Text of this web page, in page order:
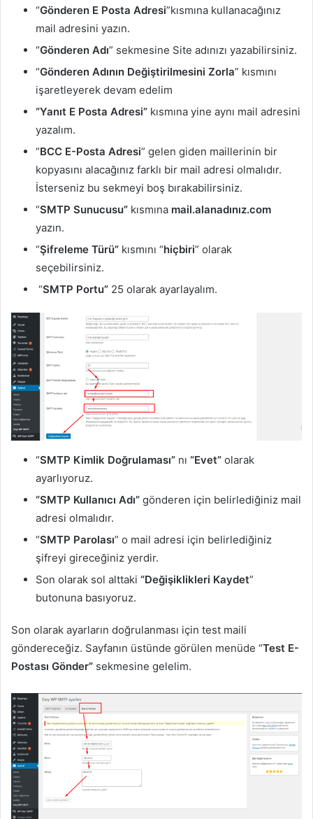
“Gönderen E Posta Adresi”kısmına kullanacağınız
mail adresini yazın.
“Gönderen Adı” sekmesine Site adınızı yazabilirsiniz.
“Gönderen Adının Değiştirilmesini Zorla” kısmını
işaretleyerek devam edelim
“Yanıt E Posta Adresi” kısmına yine aynı mail adresini
yazalım.
“BCC E-Posta Adresi” gelen giden maillerinin bir
kopyasını alacağınız farklı bir mail adresi olmalıdır.
İsterseniz bu sekmeyi boş bırakabilirsiniz.
“SMTP Sunucusu” kısmına mail.alanadınız.com
yazın.
“Şifreleme Türü” kısmını “hiçbiri” olarak
seçebilirsiniz.
“SMTP Portu” 25 olarak ayarlayalım.
“SMTP Kimlik Doğrulaması” nı “Evet” olarak
ayarlıyoruz.
“SMTP Kullanıcı Adı” gönderen için belirlediğiniz mail
adresi olmalıdır.
“SMTP Parolası” o mail adresi için belirlediğiniz
şifreyi gireceğiniz yerdir.
Son olarak sol alttaki “Değişiklikleri Kaydet”
butonuna basıyoruz.
Son olarak ayarların doğrulanması için test maili
göndereceğiz. Sayfanın üstünde görülen menüde “Test E-
Postası Gönder” sekmesine gelelim.